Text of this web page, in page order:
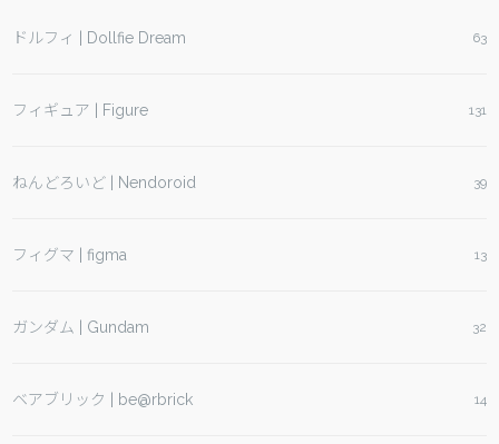
ドルフィ | Dollfie Dream 63
フィギュア | Figure 131
ねんどろいど | Nendoroid 39
フィグマ | figma 13
ガンダム | Gundam 32
ベアブリック | be@rbrick 14